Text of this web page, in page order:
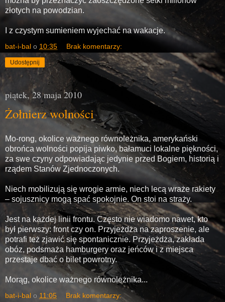
złotych na powodzian.
I z czystym sumieniem wyjechać na wakacje.
bat-i-bal o 10:35 Brak komentarzy:
Udostępnij
piątek, 28 maja 2010
Żołnierz wolności
Mo-rong, okolice ważnego równoleżnika, amerykański
obrońca wolności popija piwko, bałamuci lokalne piękności,
za swe czyny odpowiadając jedynie przed Bogiem, historią i
rządem Stanów Zjednoczonych.
Niech mobilizują się wrogie armie, niech lecą wraże rakiety
– sojusznicy mogą spać spokojnie. On stoi na straży.
Jest na każdej linii frontu. Często nie wiadomo nawet, kto
był pierwszy: front czy on. Przyjeżdża na zaproszenie, ale
potrafi też zjawić się spontanicznie. Przyjeżdża, zakłada
obóz, podsmaża hamburgery oraz jeńców i z miejsca
przestaje dbać o bilet powrotny.
Morąg, okolice ważnego równoleżnika...
bat-i-bal o 11:05 Brak komentarzy: